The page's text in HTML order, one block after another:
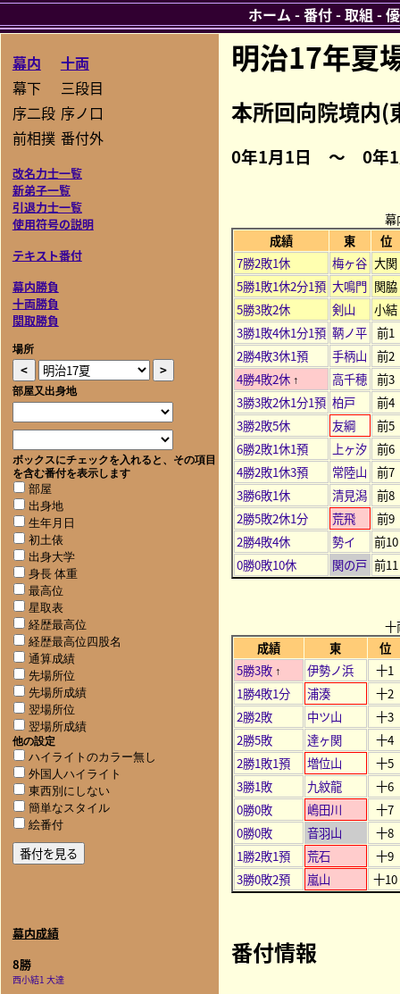
幕内
十両
幕下
三段目
序二段 序ノ口
前相撲 番付外
改名力士一覧
新弟子一覧
引退力士一覧
使用符号の説明
テキスト番付
幕内勝負
十両勝負
関取勝負
場所
部屋又出身地
ボックスにチェックを入れると、その項目
を含む番付を表示します
部屋
出身地
生年月日
初土俵
出身大学
身長 体重
最高位
星取表
経歴最高位
経歴最高位四股名
通算成績
先場所位
先場所成績
翌場所位
翌場所成績
他の設定
ハイライトのカラー無し
外国人ハイライト
東西別にしない
簡単なスタイル
絵番付
幕内成績
8勝
西小結1 大達
明治17年夏
本所回向院境内(
0年1月1日 ～ 0年1
幕
成績
東
位
7勝2敗1休
梅ヶ谷 大関
5勝1敗1休2分1預 大鳴門 関脇
5勝3敗2休
剣山
小結
3勝1敗4休1分1預 鞆ノ平
前1
2勝4敗3休1預
手柄山
前2
4勝4敗2休 ↑ 高千穂
前3
3勝3敗2休1分1預 柏戸
前4
3勝2敗5休
友綱
前5
6勝2敗1休1預
上ヶ汐
前6
4勝2敗1休3預
常陸山
前7
3勝6敗1休
清見潟
前8
2勝5敗2休1分
荒飛
前9
2勝4敗4休
勢イ
前10
0勝0敗10休
関の戸 前11
十
成績
東
位
5勝3敗 ↑ 伊勢ノ浜
十1
1勝4敗1分
浦湊
十2
2勝2敗
中ツ山
十3
2勝5敗
達ヶ関
十4
2勝1敗1預
増位山
十5
3勝1敗
九紋龍
十6
0勝0敗
嶋田川
十7
0勝0敗
音羽山
十8
1勝2敗1預
荒石
十9
3勝0敗2預
嵐山 十10
番付情報
ホーム -番付-取組 -